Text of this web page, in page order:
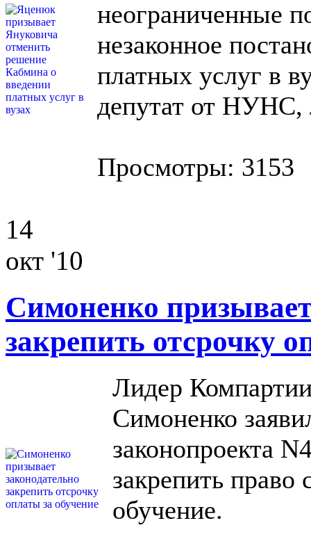
неограниченные
незаконное
платных услуг в
депутат от НУНС,
Просмотры: 3153
14
окт '10
Симоненко
закрепить отсрочку
Лидер
Симоненко
законопроекта
закрепить право
обучение.